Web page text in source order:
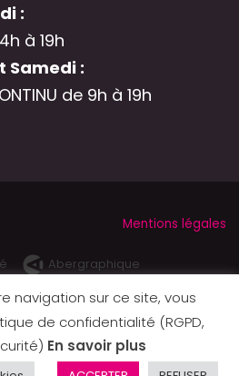
:
à 19h
Samedi :
de 9h à 19h
Mentions légales
Abergraphique
navigation sur ce site, vous
de confidentialité (RGPD,
En savoir plus